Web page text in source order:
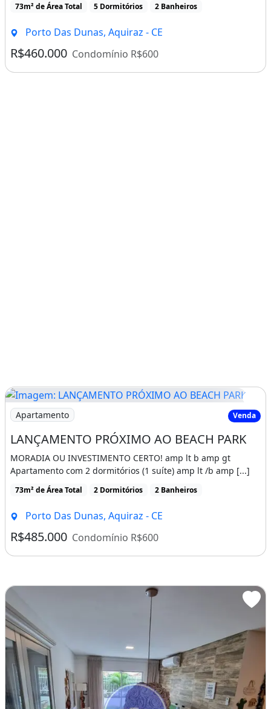
73m² de Área Total 5 Dormitórios 2 Banheiros
Porto Das Dunas, Aquiraz - CE
R$460.000 Condomínio R$600
Imagem: LANÇAMENTO PRÓXIMO AO BEACH PARK
Apartamento Venda
LANÇAMENTO PRÓXIMO AO BEACH PARK
MORADIA OU INVESTIMENTO CERTO! amp lt b amp gt
Apartamento com 2 dormitórios (1 suíte) amp lt /b amp [...]
73m² de Área Total 2 Dormitórios 2 Banheiros
Porto Das Dunas, Aquiraz - CE
R$485.000 Condomínio R$600